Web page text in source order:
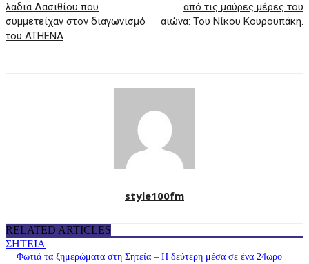
λάδια Λασιθίου που
συμμετείχαν στον διαγωνισμό
του ATHENA
από τις μαύρες μέρες του
αιώνα: Του Νίκου Κουρουπάκη.
style100fm
RELATED ARTICLES
ΣΗΤΕΙΑ
Φωτιά τα ξημερώματα στη Σητεία – Η δεύτερη μέσα σε ένα 24ωρο